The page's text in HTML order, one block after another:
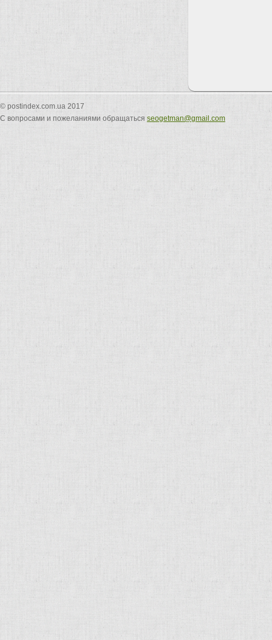
© postindex.com.ua 2017
С вопросами и пожеланиями обращаться seogetman@gmail.com